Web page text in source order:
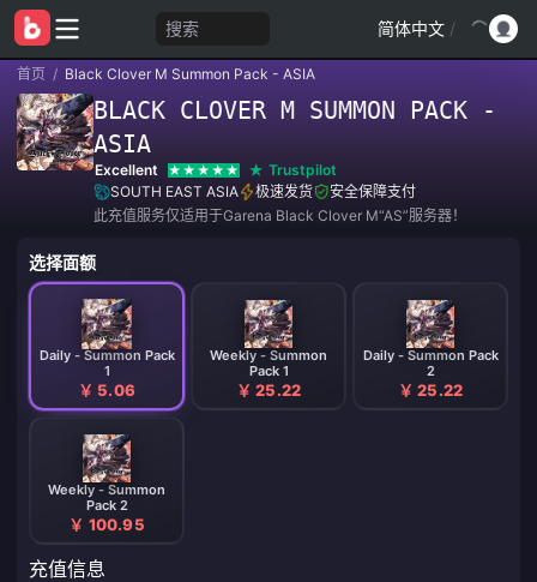
搜索 简体中文 /
首页 / Black Clover M Summon Pack - ASIA
BLACK CLOVER M SUMMON PACK -
ASIA
Excellent
Trustpilot
SOUTH EAST ASIA
极速发货
安全保障支付
此充值服务仅适用于Garena Black Clover M“AS”服务器！
选择面额
Daily - Summon Pack
1
￥ 5.06
Weekly - Summon
Pack 1
￥ 25.22
Daily - Summon Pack
2
￥ 25.22
Weekly - Summon
Pack 2
￥ 100.95
充值信息